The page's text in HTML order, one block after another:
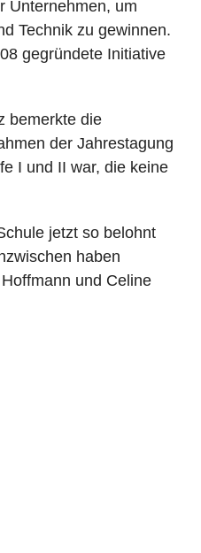
Unternehmen, um
Technik zu gewinnen.
gegründete Initiative
bemerkte die
der Jahrestagung
I und II war, die keine
jetzt so belohnt
haben
und Celine